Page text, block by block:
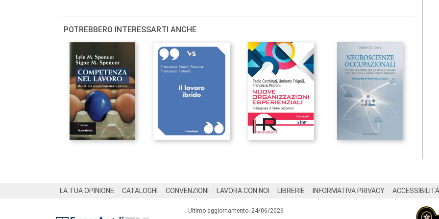
POTREBBERO INTERESSARTI ANCHE
LA TUA OPINIONE CATALOGHI CONVENZIONI LAVORA CON NOI LIBRERIE INFORMATIVA PRIVACY ACCESSIBILITÁ
Ultimo aggiornamento: 24/06/2026